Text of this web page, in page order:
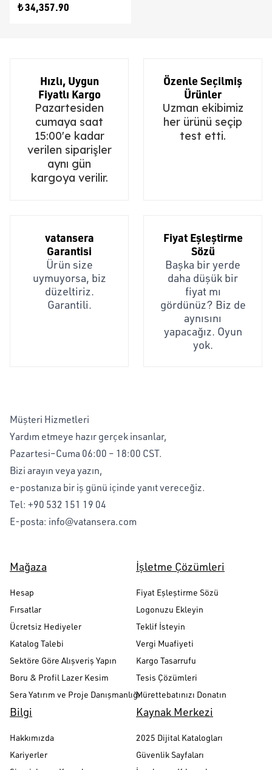
₺ 34,357.90
Hızlı, Uygun
Fiyatlı Kargo
Pazartesiden
cumaya saat
15:00'e kadar
verilen siparişler
aynı gün
kargoya verilir.
Özenle Seçilmiş
Ürünler
Uzman ekibimiz
her ürünü seçip
test etti.
vatansera
Garantisi
Ürün size
uymuyorsa, biz
düzeltiriz.
Garantili.
Fiyat Eşleştirme
Sözü
Başka bir yerde
daha düşük bir
fiyat mı
gördünüz? Biz de
aynısını
yapacağız. Oyun
yok.
Müşteri Hizmetleri
Yardım etmeye hazır gerçek insanlar,
Pazartesi–Cuma 06:00 – 18:00 CST.
Bizi arayın veya yazın,
e-postanıza bir iş günü içinde yanıt vereceğiz.
Tel: +90 532 151 19 04
E-posta: info@vatansera.com
Mağaza
Hesap
Fırsatlar
Ücretsiz Hediyeler
Katalog Talebi
Sektöre Göre Alışveriş Yapın
Boru & Profil Lazer Kesim
Sera Yatırım ve Proje Danışmanlığı
İşletme Çözümleri
Fiyat Eşleştirme Sözü
Logonuzu Ekleyin
Teklif İsteyin
Vergi Muafiyeti
Kargo Tasarrufu
Tesis Çözümleri
Mürettebatınızı Donatın
Bilgi
Hakkımızda
Kariyerler
Kaynak Merkezi
2025 Dijital Katalogları
Güvenlik Sayfaları